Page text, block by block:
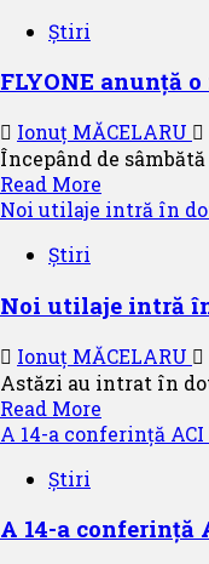
aviatic
–
INDIA
Știri
FLYONE anunță
Ionuț MĂCELARU
Începând de
Read More
more
o
destinație
Noi utilaje intră în
Știri
Noi utilaje intră
Ionuț MĂCELARU
Astăzi au intrat în
Read More
more
intră
A 14-a conferință
Știri
A 14-a conferință